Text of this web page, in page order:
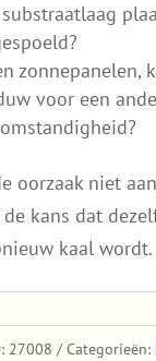
zonnepanelen,
voor een
oorzaak niet
kans dat
kaal wordt.
27008 Categorieën: